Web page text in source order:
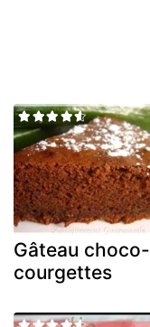
Gâteau choco-
courgettes